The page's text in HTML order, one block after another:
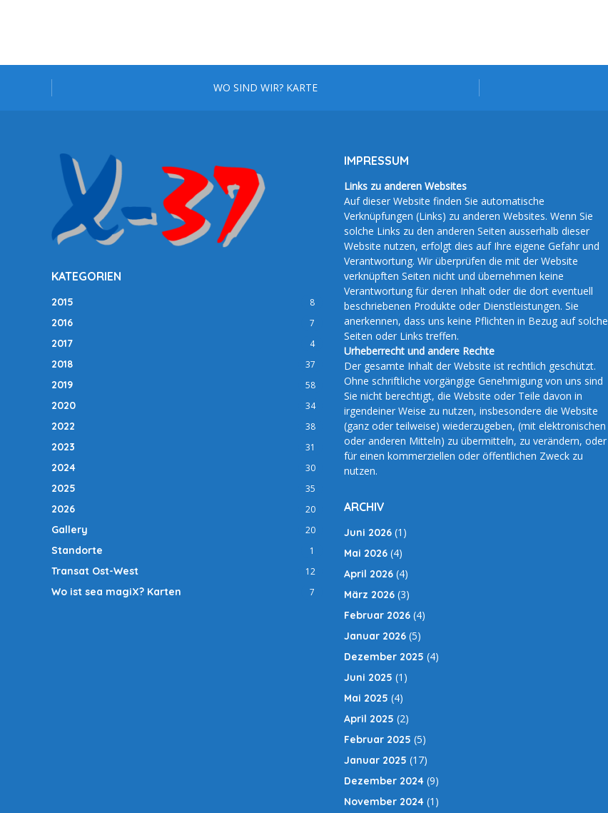
WO SIND WIR? KARTE
KATEGORIEN
2015 8
2016 7
2017 4
2018 37
2019 58
2020 34
2022 38
2023 31
2024 30
2025 35
2026 20
Gallery 20
Standorte 1
Transat Ost-West 12
Wo ist sea magiX? Karten 7
IMPRESSUM
Links zu anderen Websites
Auf dieser Website finden Sie automatische
Verknüpfungen (Links) zu anderen Websites. Wenn Sie
solche Links zu den anderen Seiten ausserhalb dieser
Website nutzen, erfolgt dies auf Ihre eigene Gefahr und
Verantwortung. Wir überprüfen die mit der Website
verknüpften Seiten nicht und übernehmen keine
Verantwortung für deren Inhalt oder die dort eventuell
beschriebenen Produkte oder Dienstleistungen. Sie
anerkennen, dass uns keine Pflichten in Bezug auf solche
Seiten oder Links treffen.
Urheberrecht und andere Rechte
Der gesamte Inhalt der Website ist rechtlich geschützt.
Ohne schriftliche vorgängige Genehmigung von uns sind
Sie nicht berechtigt, die Website oder Teile davon in
irgendeiner Weise zu nutzen, insbesondere die Website
(ganz oder teilweise) wiederzugeben, (mit elektronischen
oder anderen Mitteln) zu übermitteln, zu verändern, oder
für einen kommerziellen oder öffentlichen Zweck zu
nutzen.
ARCHIV
Juni 2026 (1)
Mai 2026 (4)
April 2026 (4)
März 2026 (3)
Februar 2026 (4)
Januar 2026 (5)
Dezember 2025 (4)
Juni 2025 (1)
Mai 2025 (4)
April 2025 (2)
Februar 2025 (5)
Januar 2025 (17)
Dezember 2024 (9)
November 2024 (1)